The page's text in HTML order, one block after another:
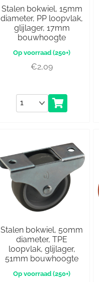
Stalen bokwiel, 15mm
diameter, PP loopvlak,
glijlager, 17mm
bouwhoogte
(250+)
€2,09
Aantal
Stalen bokwiel, 50mm
diameter, TPE
loopvlak, glijlager,
51mm bouwhoogte
(250+)